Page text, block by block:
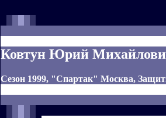
Ковтун Юрий
Сезон 1999, "Спартак" Москва,